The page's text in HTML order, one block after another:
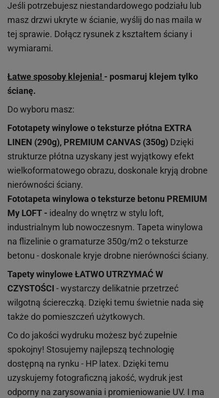
Jeśli potrzebujesz niestandardowego podziału lub
masz drzwi ukryte w ścianie, wyślij do nas maila w
tej sprawie. Dołącz rysunek z kształtem ściany i
wymiarami.
Łatwe sposoby klejenia! - posmaruj klejem tylko
ścianę.
Do wyboru masz:
Fototapety winylowe oteksturze płótna EXTRA
LINEN (290g), PREMIUM CANVAS (350g) Dzięki
strukturze płótna uzyskany jest wyjątkowy efekt
wielkoformatowego obrazu, doskonale kryją drobne
nierówności ściany.
Fototapeta winylowa oteksturze betonu PREMIUM
My LOFT - idealny do wnętrz w stylu loft,
industrialnym lub nowoczesnym. Tapeta winylowa
na flizelinie o gramaturze 350g/m2 o teksturze
betonu - doskonale kryje drobne nierówności ściany.
Tapety winyloweŁATWO UTRZYMAĆ W
CZYSTOŚCI - wystarczy delikatnie przetrzeć
wilgotną ściereczką. Dzięki temu świetnie nada się
także do pomieszczeń użytkowych.
Co do jakości wydruku możesz być zupełnie
spokojny! Stosujemy najlepszą technologię
dostępną na rynku - HP latex. Dzięki temu
uzyskujemy fotograficzną jakość, wydruk jest
odporny na zarysowania i promieniowanie UV. I ma